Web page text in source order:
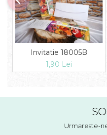
Invitatie 18005B
1,90 Lei
Urmareste-